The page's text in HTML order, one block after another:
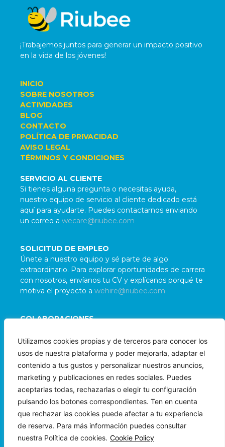
Utilizamos cookies propias y de terceros para conocer los
usos de nuestra plataforma y poder mejorarla, adaptar el
contenido a tus gustos y personalizar nuestros anuncios,
marketing y publicaciones en redes sociales. Puedes
aceptarlas todas, rechazarlas o elegir tu configuración
pulsando los botones correspondientes. Ten en cuenta
que rechazar las cookies puede afectar a tu experiencia
de reserva. Para más información puedes consultar
nuestra Política de cookies. Cookie Policy
COLABORACIONES
Damos la bienvenida a colaboraciones con
organizaciones e individuos alineados con nuestra
misión. Para evaluar posibles sinergias, contáctanos
wepartner@riubee.com
SOLICITUD DE EMPLEO
Únete a nuestro equipo y sé parte de algo
extraordinario. Para explorar oportunidades de carrera
con nosotros, envíanos tu CV y explícanos porqué te
motiva el proyecto a wehire@riubee.com
SERVICIO AL CLIENTE
Si tienes alguna pregunta o necesitas ayuda,
nuestro equipo de servicio al cliente dedicado está
aquí para ayudarte. Puedes contactarnos enviando
un correo a wecare@riubee.com
INICIO
SOBRE NOSOTROS
ACTIVIDADES
BLOG
CONTACTO
POLÍTICA DE PRIVACIDAD
AVISO LEGAL
TÉRMINOS Y CONDICIONES
¡Trabajemos juntos para generar un impacto positivo
en la vida de los jóvenes!